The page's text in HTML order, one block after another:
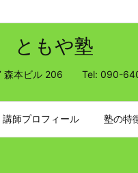
ともや塾
7 森本ビル 206 Tel: 090-
講師プロフィール 塾の特